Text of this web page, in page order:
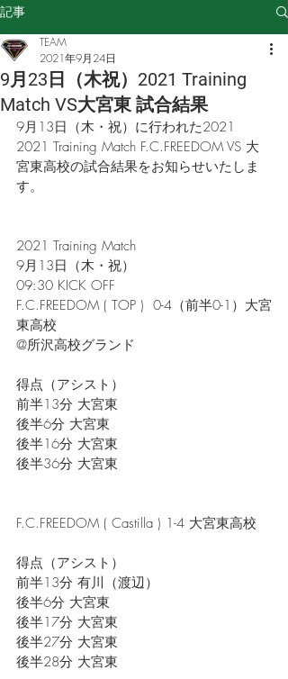
記事
9月23日（木祝）2021 Training
Match VS大宮東 試合結果​
TEAM
2021年9月24日
9月13日（木・祝）に行われた2021
2021 Training Match F.C.FREEDOM VS 大
宮東高校の試合結果をお知らせいたしま
す。
2021 Training Match
9月13日（木・祝）
09:30 KICK OFF
F.C.FREEDOM ( TOP )  0-4（前半0-1）大宮
東高校
@所沢高校グランド
得点（アシスト）
前半13分 大宮東
後半6分 大宮東
後半16分 大宮東
後半36分 大宮東
F.C.FREEDOM ( Castilla ) 1-4 大宮東高校
得点（アシスト）
前半13分 有川（渡辺）
後半6分 大宮東
後半17分 大宮東
後半27分 大宮東
後半28分 大宮東